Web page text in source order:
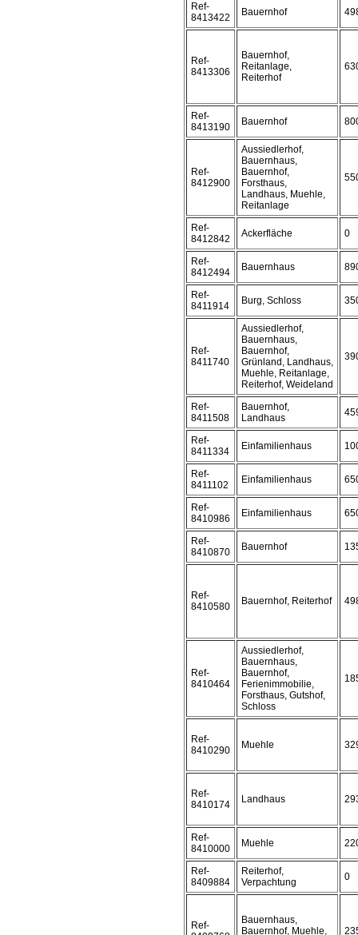
Ref-
8413422
Bauernhof
Ref-
8413306
Bauernhof,
Reitanlage,
Reiterhof
Ref-
8413190
Bauernhof
Ref-
8412900
Aussiedlerhof,
Bauernhaus,
Bauernhof,
Forsthaus,
Landhaus, Muehle,
Reitanlage
Ref-
8412842
Ackerfläche 0
Ref-
8412494
Bauernhaus
Ref-
8411914
Burg, Schloss
Ref-
8411740
Aussiedlerhof,
Bauernhaus,
Bauernhof,
Grünland, Landhaus,
Muehle, Reitanlage,
Reiterhof, Weideland
Ref-
8411508
Bauernhof,
Landhaus
Ref-
8411334
Einfamilienhaus
Ref-
8411102
Einfamilienhaus
Ref-
8410986
Einfamilienhaus
Ref-
8410870
Bauernhof
Ref-
8410580
Bauernhof, Reiterhof
Ref-
8410464
Aussiedlerhof,
Bauernhaus,
Bauernhof,
Ferienimmobilie,
Forsthaus, Gutshof,
Schloss
Ref-
8410290
Muehle
Ref-
8410174
Landhaus
Ref-
8410000
Muehle
Ref-
8409884
Reiterhof,
Verpachtung
0
Ref-
Bauernhaus,
Bauernhof, Muehle,